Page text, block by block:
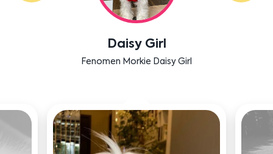
Labradoodle Bruno
Bensu Soral'ın dostu Bruno